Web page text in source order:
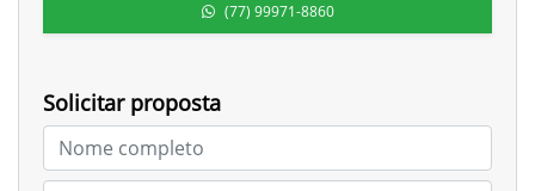
(77) 99971-8860
Solicitar proposta